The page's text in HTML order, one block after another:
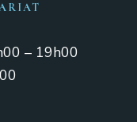
– 19h00